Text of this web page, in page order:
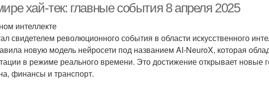
хай-тек: главные события 8 апреля 2025
интеллекте
свидетелем революционного события в области искусственного
новую модель нейросети под названием AI-NeuroX, которая
в режиме реального времени. Это достижение открывает новые
финансы и транспорт.